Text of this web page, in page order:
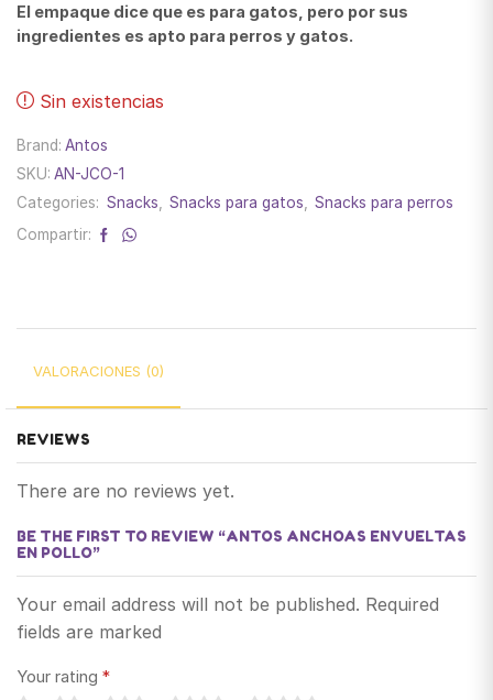
El empaque dice que es para gatos, pero por sus
ingredientes es apto para perros y gatos.
Sin existencias
Brand: Antos
SKU: AN-JCO-1
Categories: Snacks, Snacks para gatos, Snacks para perros
Compartir:
VALORACIONES (0)
REVIEWS
There are no reviews yet.
BE THE FIRST TO REVIEW “ANTOS ANCHOAS ENVUELTAS
EN POLLO”
Your email address will not be published. Required
fields are marked
Your rating *